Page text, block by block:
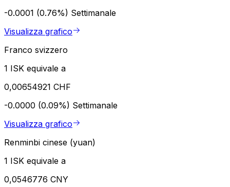
-0.0001 (0.76%) Settimanale
Visualizza grafico
Franco svizzero
1 ISK equivale a
0,00654921 CHF
-0.0000 (0.09%) Settimanale
Visualizza grafico
Renminbi cinese (yuan)
1 ISK equivale a
0,0546776 CNY